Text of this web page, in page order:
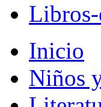
Libros-
Inicio
Niños